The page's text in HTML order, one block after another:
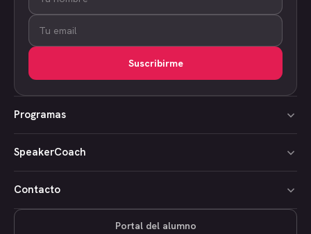
Suscribirme
Programas
SpeakerCoach
Contacto
Portal del alumno